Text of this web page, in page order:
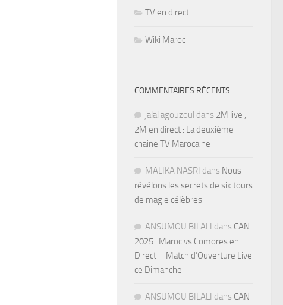
TV en direct
Wiki Maroc
COMMENTAIRES RÉCENTS
jalal agouzoul dans 2M live ,
2M en direct : La deuxième
chaine TV Marocaine
MALIKA NASRI dans Nous
révélons les secrets de six tours
de magie célèbres
ANSUMOU BILALI dans CAN
2025 : Maroc vs Comores en
Direct – Match d’Ouverture Live
ce Dimanche
ANSUMOU BILALI dans CAN